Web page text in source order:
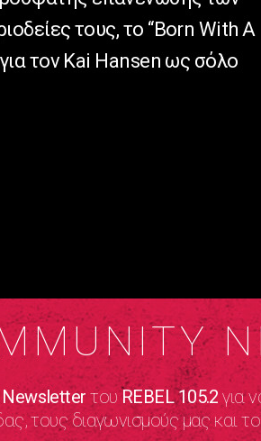
τους, το “Born With A
τον Kai Hansen ως σόλο
Newsletter τουREBEL 105.2 για
τους διαγωνισμούς μας και